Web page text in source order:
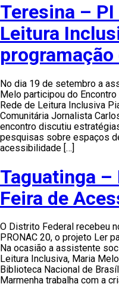
Teresina – PI
Leitura
No dia 19 de setembro a
Melo participou do Encontro
Rede de Leitura Inclusiva
Comunitária Jornalista
encontro discutiu
pesquisas sobre espaços
acessibilidade […]
Taguatinga –
Feira de
O Distrito Federal recebeu
PRONAC 20, o projeto Ler
Na ocasião a assistente
Leitura Inclusiva, Maria
Biblioteca Nacional de
Marmenha trabalha com a